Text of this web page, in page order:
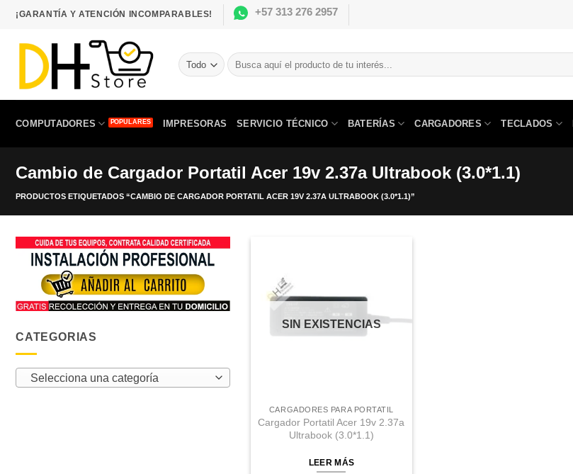
Saltar
contenido
¡GARANTÍA Y ATENCIÓN INCOMPARABLES! +57 313 276 2957
Buscar
por:
COMPUTADORES IMPRESORAS SERVICIO TÉCNICO BATERÍAS CARGADORES TECLADOS
Cambio de Cargador Portatil Acer 19v 2.37a Ultrabook (3.0*1.1)
PRODUCTOS ETIQUETADOS “CAMBIO DE CARGADOR PORTATIL ACER 19V 2.37A ULTRABOOK (3.0*1.1)”
CATEGORIAS
Selecciona una categoría
SIN EXISTENCIAS
CARGADORES PARA PORTATIL
Cargador Portatil Acer 19v 2.37a
Ultrabook (3.0*1.1)
LEER MÁS